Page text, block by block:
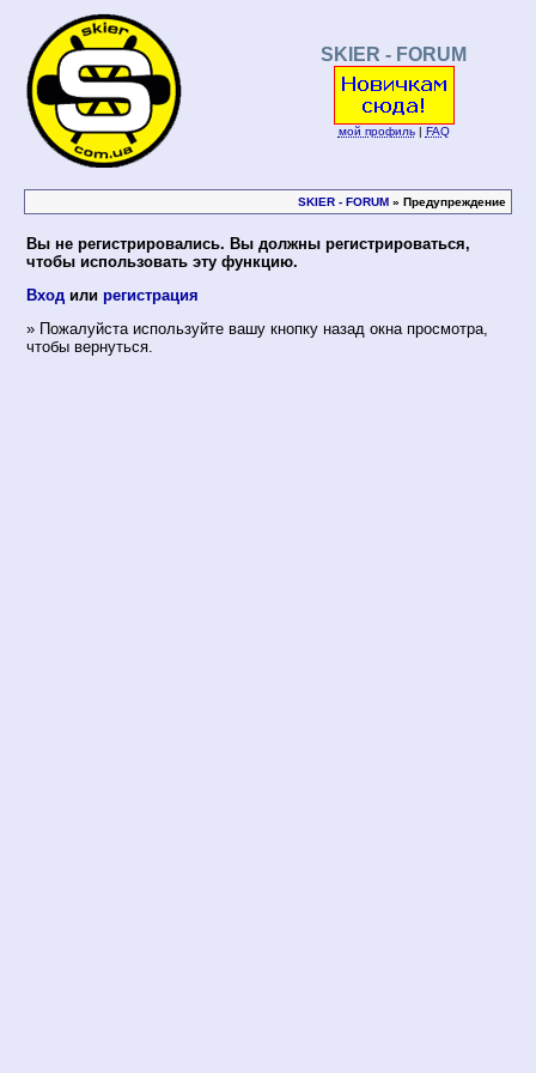
SKIER - FORUM
мой профиль| FAQ
SKIER - FORUM » Предупреждение
Вы не регистрировались. Вы должны регистрироваться,
чтобы использовать эту функцию.
Вход или регистрация
» Пожалуйста используйте вашу кнопку назад окна просмотра,
чтобы вернуться.